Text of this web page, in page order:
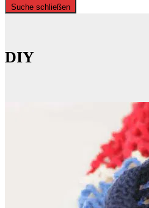
Suche schließen
DIY